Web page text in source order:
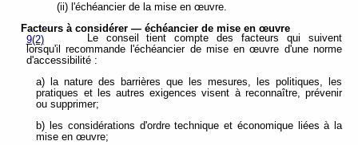
(ii) l'échéancier de la mise en œuvre.
Facteurs à considérer — échéancier de mise en œuvre
9(2)
Le conseil tient compte des facteurs qui suivent
lorsqu'il recommande l'échéancier de mise en œuvre d'une norme
d'accessibilité :
a) la nature des barrières que les mesures, les politiques, les
pratiques et les autres exigences visent à reconnaître, prévenir
ou supprimer;
b) les considérations d'ordre technique et économique liées à la
mise en œuvre;